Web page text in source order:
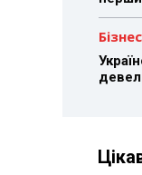
Бізнес